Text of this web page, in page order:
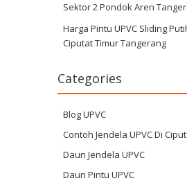
Sektor 2 Pondok Aren
Harga Pintu UPVC Sliding
Ciputat Timur Tangerang
Categories
Blog UPVC
Contoh Jendela UPVC Di
Daun Jendela UPVC
Daun Pintu UPVC